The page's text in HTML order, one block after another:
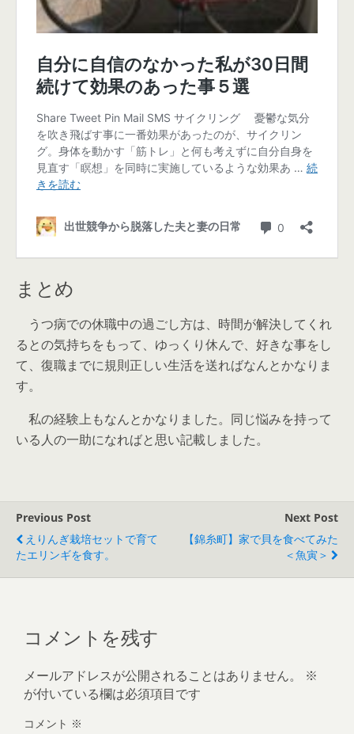
まとめ
うつ病での休職中の過ごし方は、時間が解決してくれ
るとの気持ちをもって、ゆっくり休んで、好きな事をし
て、復職までに規則正しい生活を送ればなんとかなりま
す。
私の経験上もなんとかなりました。同じ悩みを持って
いる人の一助になればと思い記載しました。
Previous Post
えりんぎ栽培セットで育て
たエリンギを食す。
Next Post
【錦糸町】家で貝を食べてみた
＜魚寅＞
コメントを残す
メールアドレスが公開されることはありません。
※
が付いている欄は必須項目です
コメント ※